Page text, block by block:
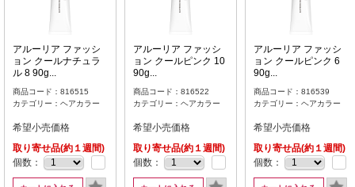
アルーリア ファッシ
ョン クールナチュラ
ル 8 90g...
商品コード：816515
カテゴリー：ヘアカラー
希望小売価格
取り寄せ品(約１週間)
個数：
アルーリア ファッシ
ョン クールピンク 10
90g...
商品コード：816522
カテゴリー：ヘアカラー
希望小売価格
取り寄せ品(約１週間)
個数：
アルーリア ファッシ
ョン クールピンク 6
90g...
商品コード：816539
カテゴリー：ヘアカラー
希望小売価格
取り寄せ品(約１週間)
個数：